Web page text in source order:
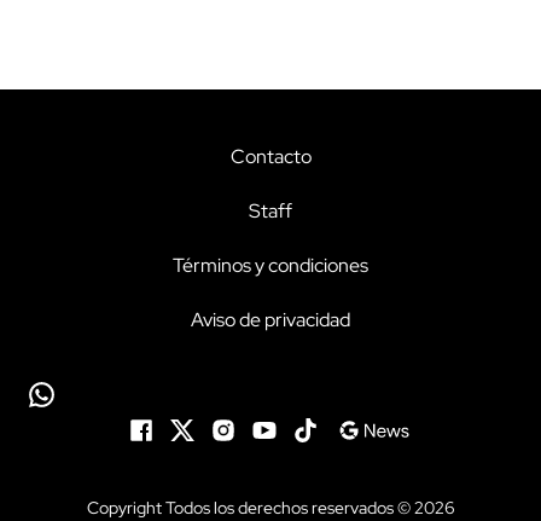
Contacto
Staff
Términos y condiciones
Aviso de privacidad
Copyright Todos los derechos reservados © 2026